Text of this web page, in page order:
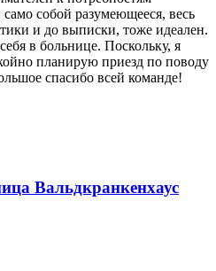
собой разумеющееся, весь
и до выписки, тоже идеален.
в больнице. Поскольку, я
планирую приезд по поводу
спасибо всей команде!
Вальдкранкенхаус